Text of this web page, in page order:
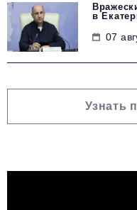
в
07
Узнать